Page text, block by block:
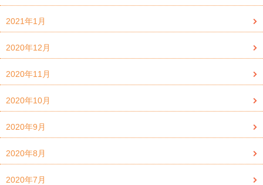
2021年1月
2020年12月
2020年11月
2020年10月
2020年9月
2020年8月
2020年7月